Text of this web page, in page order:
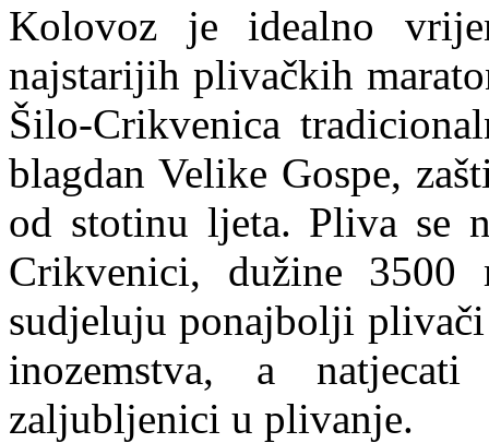
Kolovoz je idealno
najstarijih plivačkih
Šilo-Crikvenica
blagdan Velike Gospe,
od stotinu ljeta. Pliva se
Crikvenici, dužine 3500
sudjeluju ponajbolji
inozemstva, a
zaljubljenici u plivanje.